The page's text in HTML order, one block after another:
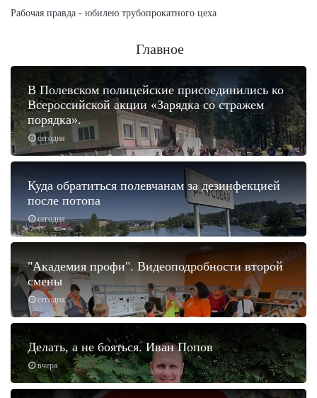
Рабочая правда - юбилею трубопрокатного цеха
Главное
сегодня
В Полевском полицейские присоединились ко
Всероссийской акции «Зарядка со стражем
порядка».
сегодня
Куда обратиться полевчанам за дезинфекцией
после потопа
сегодня
"Академия профи". Видеоподробности второй
смены
вчера
Делать, а не бояться. Иван Попов